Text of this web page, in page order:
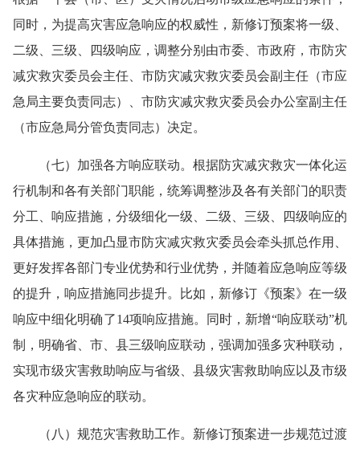
同时，为提高灾害应急响应的权威性，新修订预案将一级、
二级、三级、四级响应，调整分别由市委、市政府，市防灾
减灾救灾委员会主任、市防灾减灾救灾委员会副主任（市应
急局主要负责同志）、市防灾减灾救灾委员会办公室副主任
（市应急局分管负责同志）决定。
（七）加强各方响应联动。根据防灾减灾救灾一体化运
行机制和各有关部门职能，统筹调整涉及各有关部门的职责
分工、响应措施，分级细化一级、二级、三级、四级响应的
具体措施，更加凸显市防灾减灾救灾委员会牵头抓总作用、
更好发挥各部门专业优势和行业优势，并随着应急响应等级
的提升，响应措施同步提升。比如，新修订《预案》在一级
响应中细化明确了14项响应措施。同时，新增“响应联动”机
制，明确省、市、县三级响应联动，强调加强多灾种联动，
实现市级灾害救助响应与省级、县级灾害救助响应以及市级
各灾种应急响应的联动。
（八）规范灾害救助工作。新修订预案进一步规范过渡